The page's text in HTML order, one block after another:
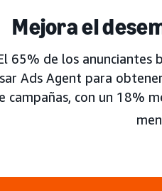
Mejora el
65% de los anunciantes
Ads Agent para
campañas, con un 18%